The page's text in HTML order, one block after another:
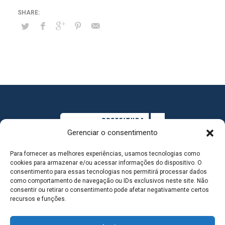
Gerenciar o consentimento
Para fornecer as melhores experiências, usamos tecnologias como
cookies para armazenar e/ou acessar informações do dispositivo. O
consentimento para essas tecnologias nos permitirá processar dados
como comportamento de navegação ou IDs exclusivos neste site. Não
consentir ou retirar o consentimento pode afetar negativamente certos
recursos e funções.
MAPA DO SITE